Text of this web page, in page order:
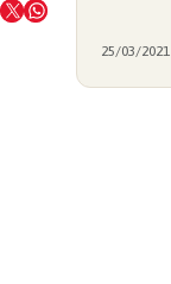
25/03/2021